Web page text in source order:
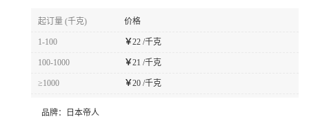
起订量 (千克) 价格
1-100 ￥22 /千克
100-1000 ￥21 /千克
≥1000 ￥20 /千克
品牌：
日本帝人